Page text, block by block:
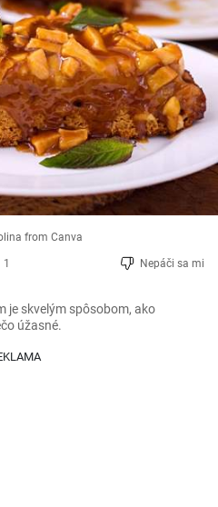
from Canva
1 Nepáči sa mi
je skvelým spôsobom, ako
úžasné.